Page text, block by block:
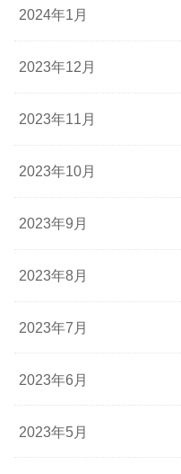
2024年1月
2023年12月
2023年11月
2023年10月
2023年9月
2023年8月
2023年7月
2023年6月
2023年5月